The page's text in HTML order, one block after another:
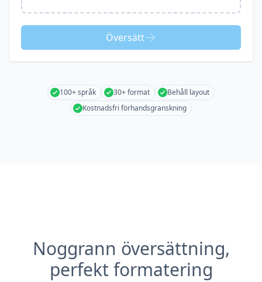
Översätt
100+ språk 30+ format
Behåll layout
Kostnadsfri förhandsgranskning
Noggrann översättning,
perfekt formatering